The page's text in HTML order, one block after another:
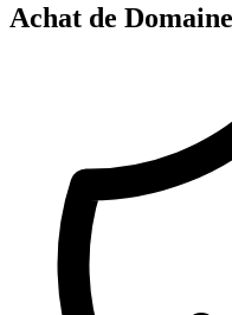
Achat de